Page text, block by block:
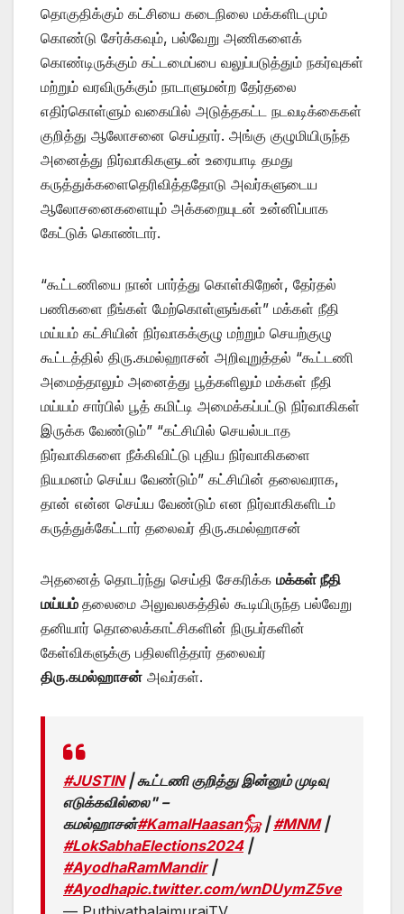
தொகுதிக்கும் கட்சியை கடைநிலை மக்களிடமும்
கொண்டு சேர்க்கவும், பல்வேறு அணிகளைக்
கொண்டிருக்கும் கட்டமைப்பை வலுப்படுத்தும் நகர்வுகள்
மற்றும் வரவிருக்கும் நாடாளுமன்ற தேர்தலை
எதிர்கொள்ளும் வகையில் அடுத்தகட்ட நடவடிக்கைகள்
குறித்து ஆலோசனை செய்தார். அங்கு குழுமியிருந்த
அனைத்து நிர்வாகிகளுடன் உரையாடி தமது
கருத்துக்களைதெரிவித்ததோடு அவர்களுடைய
ஆலோசனைகளையும் அக்கறையுடன் உன்னிப்பாக
கேட்டுக் கொண்டார்.
“கூட்டணியை நான் பார்த்து கொள்கிறேன், தேர்தல்
பணிகளை நீங்கள் மேற்கொள்ளுங்கள்” மக்கள் நீதி
மய்யம் கட்சியின் நிர்வாகக்குழு மற்றும் செயற்குழு
கூட்டத்தில் திரு.கமல்ஹாசன் அறிவுறுத்தல் “கூட்டணி
அமைத்தாலும் அனைத்து பூத்களிலும் மக்கள் நீதி
மய்யம் சார்பில் பூத் கமிட்டி அமைக்கப்பட்டு நிர்வாகிகள்
இருக்க வேண்டும்” “கட்சியில் செயல்படாத
நிர்வாகிகளை நீக்கிவிட்டு புதிய நிர்வாகிகளை
நியமனம் செய்ய வேண்டும்” கட்சியின் தலைவராக,
தான் என்ன செய்ய வேண்டும் என நிர்வாகிகளிடம்
கருத்துக்கேட்டார் தலைவர் திரு.கமல்ஹாசன்
அதனைத் தொடர்ந்து செய்தி சேகரிக்க மக்கள் நீதி
மய்யம் தலைமை அலுவலகத்தில் கூடியிருந்த பல்வேறு
தனியார் தொலைக்காட்சிகளின் நிருபர்களின்
கேள்விகளுக்கு பதிலளித்தார் தலைவர்
திரு.கமல்ஹாசன் அவர்கள்.
#JUSTIN| கூட்டணி குறித்து இன்னும் முடிவு
எடுக்கவில்லை" –
கமல்ஹாசன்#KamalHaasan𓃵|#MNM|
#LokSabhaElections2024|
#AyodhaRamMandir|
#Ayodhapic.twitter.com/wnDUymZ5ve